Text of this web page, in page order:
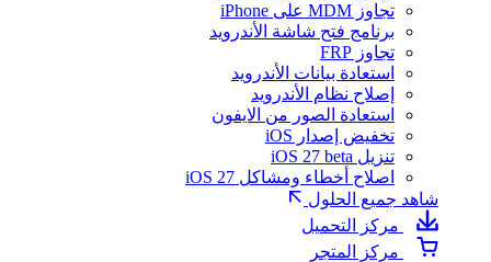
تجاوز MDM على iPhone
برنامج فتح شاشة الأندرويد
تجاوز FRP
استعادة بيانات الأندرويد
إصلاح نظام الأندرويد
استعادة الصور من الايفون
تخفيض إصدار iOS
تنزيل iOS 27 beta
اصلاح أخطاء ومشاكل iOS 27
شاهد جميع الحلول
مركز التحميل
مركز المتجر